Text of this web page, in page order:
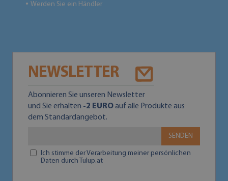
● Werden Sie ein Händler
NEWSLETTER
Abonnieren Sie unseren Newsletter
und Sie erhalten -2 EUROauf alle Produkte aus
dem Standardangebot.
SENDEN
Ich stimme der Verarbeitung meiner persönlichen
Daten durch Tulup.at